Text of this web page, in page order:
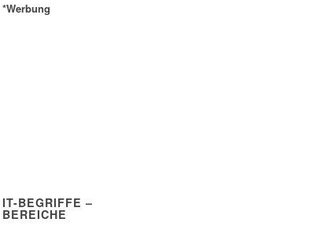
*Werbung
IT-BEGRIFFE –
BEREICHE